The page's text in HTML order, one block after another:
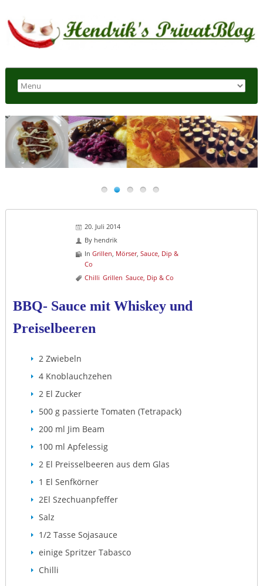
20. Juli 2014
By hendrik
In Grillen Mörser, Sauce, Dip &
Co
Chilli Grillen Sauce, Dip & Co
BBQ- Sauce mit Whiskey und
Preiselbeeren
2 Zwiebeln
4 Knoblauchzehen
2 El Zucker
500 g passierte Tomaten (Tetrapack)
200 ml Jim Beam
100 ml Apfelessig
2 El Preisselbeeren aus dem Glas
1 El Senfkörner
2El Szechuanpfeffer
Salz
1/2 Tasse Sojasauce
einige Spritzer Tabasco
Chilli